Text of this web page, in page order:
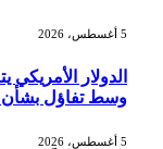
5 أغسطس، 2026
الدولار
وسط تفاؤل بشأن
5 أغسطس، 2026